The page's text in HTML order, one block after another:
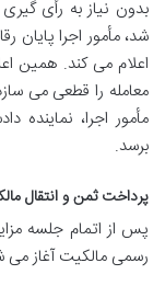
بدون نیاز به رأی
شد، مأمور اجرا پایان
اعلام می کند. همین
معامله را قطعی می
مأمور اجرا،
برسد.
پرداخت ثمن و انتقال
پس از اتمام جلسه
رسمی مالکیت آغاز می